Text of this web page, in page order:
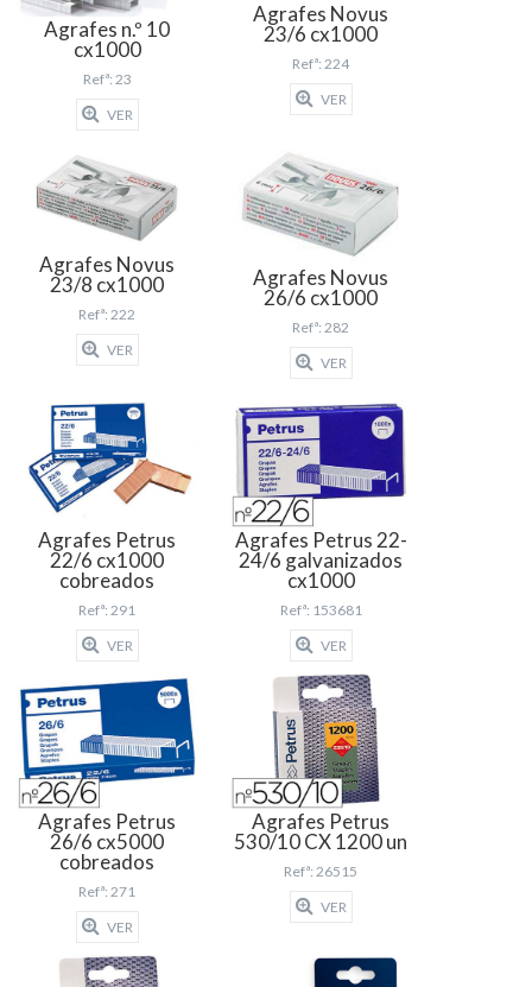
Agrafes n.º 10
cx1000
Refª: 23
VER
Agrafes Novus
23/6 cx1000
Refª: 224
VER
Agrafes Novus
23/8 cx1000
Refª: 222
VER
Agrafes Novus
26/6 cx1000
Refª: 282
VER
Agrafes Petrus
22/6 cx1000
cobreados
Refª: 291
VER
Agrafes Petrus 22-
24/6 galvanizados
cx1000
Refª: 153681
VER
Agrafes Petrus
26/6 cx5000
cobreados
Refª: 271
VER
Agrafes Petrus
530/10 CX 1200 un
Refª: 26515
VER